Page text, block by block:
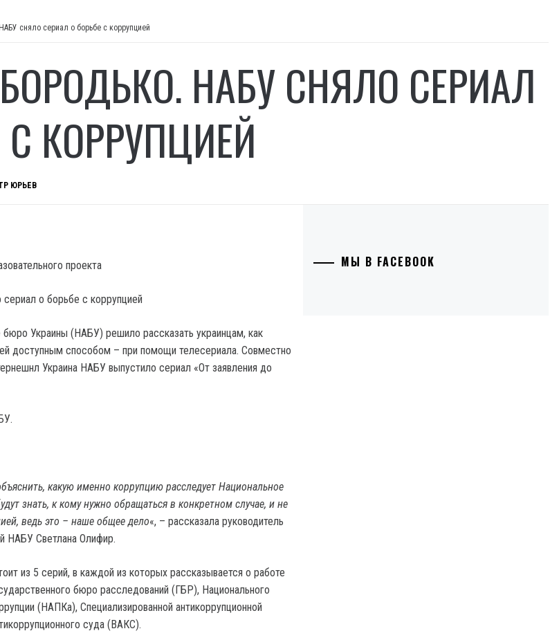
сняло сериал о борьбе с коррупцией
НАБУ СНЯЛО СЕРИАЛ
КОРРУПЦИЕЙ
ЮРЬЕВ
проекта
бюро Украины (НАБУ) решило рассказать украинцам, как
доступным способом – при помощи телесериала. Совместно
Украина НАБУ выпустило сериал «От заявления до
какую именно коррупцию расследует Национальное
знать, к кому нужно обращаться в конкретном случае, и не
ведь это – наше общее дело«, – рассказала руководитель
НАБУ Светлана Олифир.
из 5 серий, в каждой из которых рассказывается о работе
бюро расследований (ГБР), Национального
(НАПКа), Специализированной антикоррупционной
суда (ВАКС).
МЫ В FACEBOOK